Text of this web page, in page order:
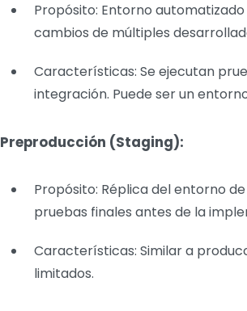
Propósito: Entorno
cambios de múltiples
Características: Se ejecutan
integración. Puede ser un
Preproducción (Staging):
Propósito: Réplica del entorno
pruebas finales antes de la
Características: Similar a
limitados.